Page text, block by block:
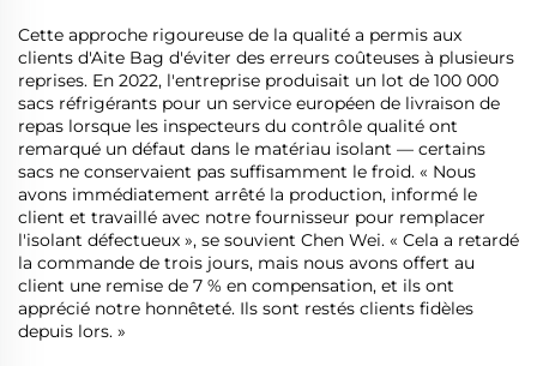
Cette approche rigoureuse de la qualité a permis aux
clients d'Aite Bag d'éviter des erreurs coûteuses à plusieurs
reprises. En 2022, l'entreprise produisait un lot de 100 000
sacs réfrigérants pour un service européen de livraison de
repas lorsque les inspecteurs du contrôle qualité ont
remarqué un défaut dans le matériau isolant — certains
sacs ne conservaient pas suffisamment le froid. « Nous
avons immédiatement arrêté la production, informé le
client et travaillé avec notre fournisseur pour remplacer
l'isolant défectueux », se souvient Chen Wei. « Cela a retardé
la commande de trois jours, mais nous avons offert au
client une remise de 7 % en compensation, et ils ont
apprécié notre honnêteté. Ils sont restés clients fidèles
depuis lors. »